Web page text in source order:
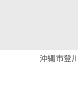
沖縄市登